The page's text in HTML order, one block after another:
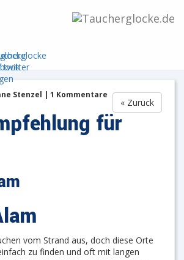
« Zurück
Stenzel | 1 Kommentare
für
vom Strand aus, doch diese Orte
zu finden und oft mit langen